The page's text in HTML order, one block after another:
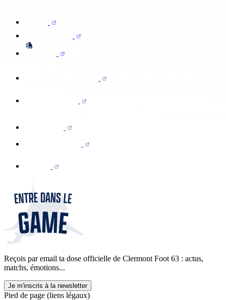
Reçois par email ta dose officielle de Clermont Foot 63 : actus,
matchs, émotions...
Je m'inscris à la newsletter
Pied de page (liens légaux)